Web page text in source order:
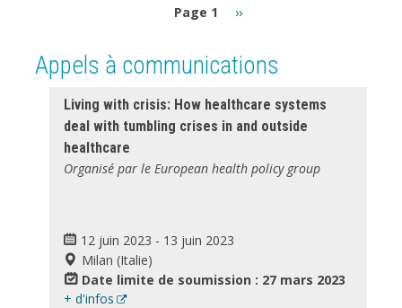
Page 1
Page
››
Appels à communications
Living with crisis: How healthcare systems
deal with tumbling crises in and outside
healthcare
Organisé par le European health policy group
12 juin 2023 - 13 juin 2023
Milan (Italie)
Date limite de soumission : 27 mars 2023
+ d'infos